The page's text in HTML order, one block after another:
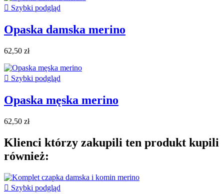
 Szybki podgląd
Opaska damska merino
62,50 zł
 Szybki podgląd
Opaska męska merino
62,50 zł
Klienci którzy zakupili ten produkt kupili
również:
 Szybki podgląd